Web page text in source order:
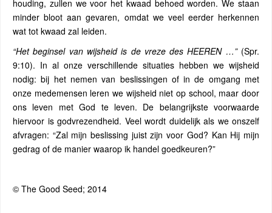
houding, zullen we voor het kwaad behoed worden. We staan
minder bloot aan gevaren, omdat we veel eerder herkennen
wat tot kwaad zal leiden.
“Het beginsel van wijsheid is de vreze des HEEREN …”(Spr.
9:10). In al onze verschillende situaties hebben we wijsheid
nodig: bij het nemen van beslissingen of in de omgang met
onze medemensen leren we wijsheid niet op school, maar door
ons leven met God te leven. De belangrijkste voorwaarde
hiervoor is godvrezendheid. Veel wordt duidelijk als we onszelf
afvragen: “Zal mijn beslissing juist zijn voor God? Kan Hij mijn
gedrag of de manier waarop ik handel goedkeuren?”
© The Good Seed; 2014